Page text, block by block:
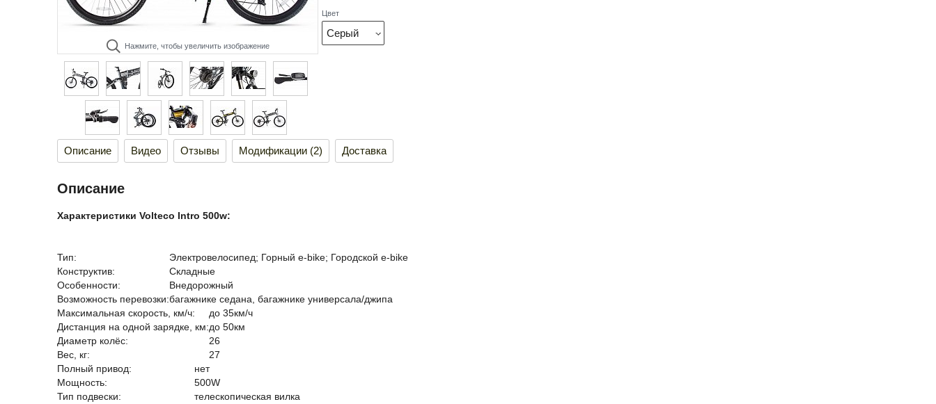
Нажмите, чтобы увеличить изображение
Цвет
Серый
Описание Видео Отзывы Модификации (2) Доставка
Описание
Характеристики Volteco Intro 500w:
Тип:
Электровелосипед; Горный e-bike; Городской e-bike
Конструктив:
Складные
Особенности:
Внедорожный
Возможность перевозки:багажнике седана, багажнике универсала/джипа
Максимальная скорость, км/ч:
до 35км/ч
Дистанция на одной зарядке, км:до 50км
Диаметр колёс:
26
Вес, кг:
27
Полный привод:
нет
Мощность:
500W
Тип подвески:
телескопическая вилка